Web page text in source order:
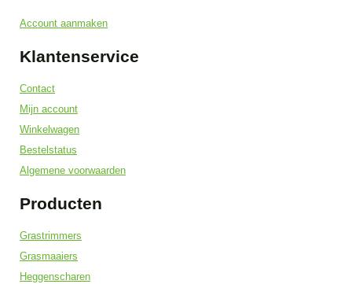
Account aanmaken
Klantenservice
Contact
Mijn account
Winkelwagen
Bestelstatus
Algemene voorwaarden
Producten
Grastrimmers
Grasmaaiers
Heggenscharen